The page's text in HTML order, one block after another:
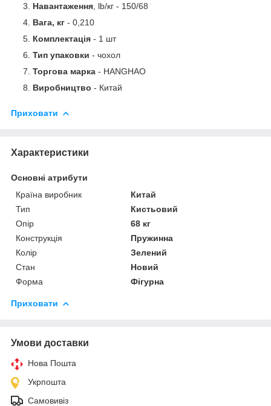
Навантаження , lb/кг - 150/68
Вага, кг - 0,210
Комплектація - 1 шт
Тип упаковки - чохол
Торгова марка - HANGHAO
Виробництво - Китай
Приховати
Характеристики
Основні атрибути
Країна виробник
Китай
Тип
Кистьовий
Опір
68 кг
Конструкція
Пружинна
Колір
Зелений
Стан
Новий
Форма
Фігурна
Приховати
Умови доставки
Нова Пошта
Укрпошта
Самовивіз